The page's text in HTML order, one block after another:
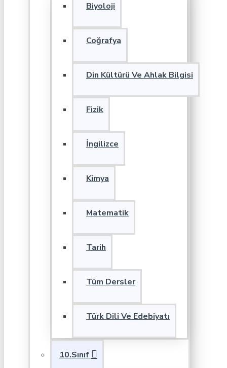
Biyoloji
Coğrafya
Din Kültürü Ve Ahlak Bilgisi
Fizik
İngilizce
Kimya
Matematik
Tarih
Tüm Dersler
Türk Dili Ve Edebiyatı
10.Sınıf